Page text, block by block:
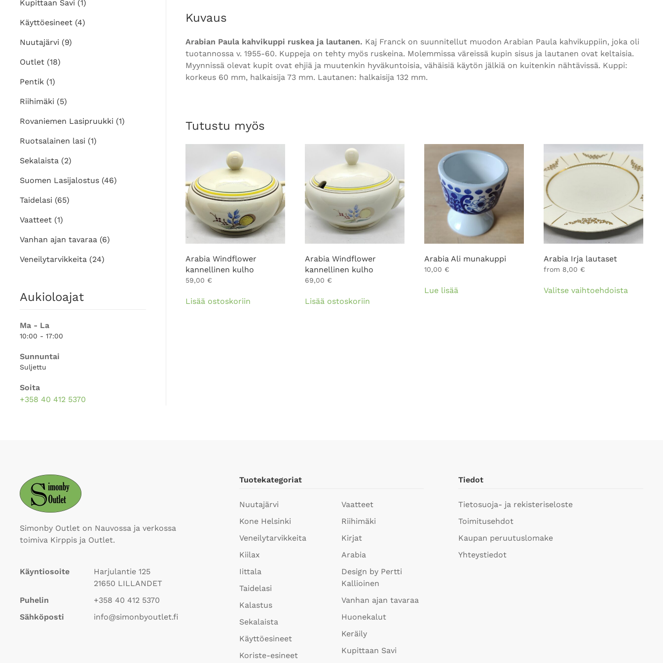
Kuvaus
Arabian Paula kahvikuppi ruskea ja lautanen. Kaj Franck on suunnitellut muodon Arabian Paula kahvikuppiin, joka oli
tuotannossa v. 1955-60. Kuppeja on tehty myös ruskeina. Molemmissa väreissä kupin sisus ja lautanen ovat keltaisia.
Myynnissä olevat kupit ovat ehjiä ja muutenkin hyväkuntoisia, vähäisiä käytön jälkiä on kuitenkin nähtävissä. Kuppi:
korkeus 60 mm, halkaisija 73 mm. Lautanen: halkaisija 132 mm.
Tutustu myös
Arabia Windflower
kannellinen kulho
59,00 €
Lisää ostoskoriin
Arabia Windflower
kannellinen kulho
69,00 €
Lisää ostoskoriin
Arabia Ali munakuppi
10,00 €
Lue lisää
Arabia Irja lautaset
from 8,00 €
Valitse vaihtoehdoista
Kupittaan Savi (1)
Käyttöesineet (4)
Nuutajärvi (9)
Outlet (18)
Pentik (1)
Riihimäki (5)
Rovaniemen Lasipruukki (1)
Ruotsalainen lasi (1)
Sekalaista (2)
Suomen Lasijalostus (46)
Taidelasi (65)
Vaatteet (1)
Vanhan ajan tavaraa (6)
Veneilytarvikkeita (24)
Aukioloajat
Ma - La
10:00 - 17:00
Sunnuntai
Suljettu
Soita
+358 40 412 5370
Simonby Outlet on Nauvossa ja verkossa
toimiva Kirppis ja Outlet.
Käyntiosoite
Harjulantie 125
21650 LILLANDET
Puhelin
+358 40 412 5370
Sähköposti
info@simonbyoutlet.fi
Tuotekategoriat
Nuutajärvi
Kone Helsinki
Veneilytarvikkeita
Kiilax
Iittala
Taidelasi
Kalastus
Sekalaista
Käyttöesineet
Koriste-esineet
Vaatteet
Riihimäki
Kirjat
Arabia
Design by Pertti
Kallioinen
Vanhan ajan tavaraa
Huonekalut
Keräily
Kupittaan Savi
Tiedot
Tietosuoja- ja rekisteriseloste
Toimitusehdot
Kaupan peruutuslomake
Yhteystiedot